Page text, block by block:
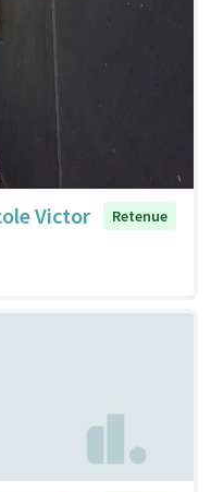
Victor
Retenue